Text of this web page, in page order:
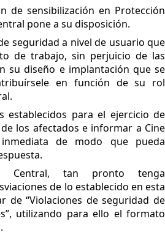
de sensibilización en Protección
pone a su disposición.
seguridad a nivel de usuario que
de trabajo, sin perjuicio de las
su diseño e implantación que se
en función de su rol
establecidos para el ejercicio de
los afectados e informar a Cine
de modo que pueda
Central, tan pronto tenga
de lo establecido en esta
de “Violaciones de seguridad de
utilizando para ello el formato